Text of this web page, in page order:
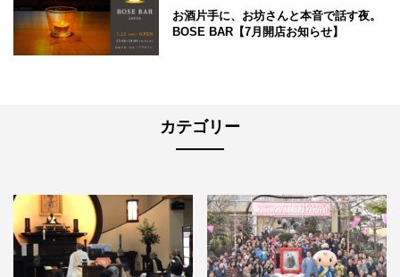
お酒片手に、お坊さんと本音で話す夜。
BOSE BAR【7月開店お知らせ】
カテゴリー